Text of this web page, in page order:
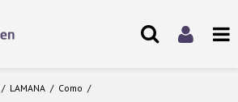
/ LAMANA / Como /